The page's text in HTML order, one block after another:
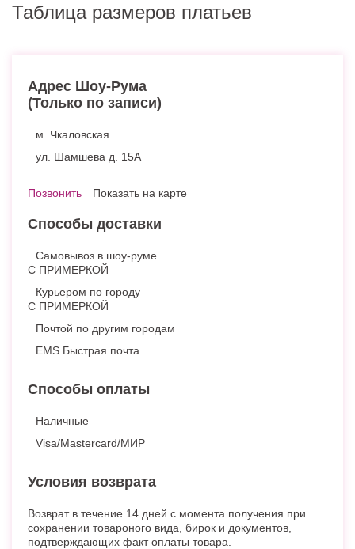
Таблица размеров платьев
Адрес Шоу-Рума
(Только по записи)
м. Чкаловская
ул. Шамшева д. 15А
Позвонить Показать на карте
Способы доставки
Самовывоз в шоу-руме
С ПРИМЕРКОЙ
Курьером по городу
С ПРИМЕРКОЙ
Почтой по другим городам
EMS Быстрая почта
Способы оплаты
Наличные
Visa/Mastercard/МИР
Условия возврата
Возврат в течение 14 дней с момента получения при
сохранении товароного вида, бирок и документов,
подтверждающих факт оплаты товара.